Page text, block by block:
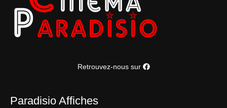
Retrouvez-nous sur
Paradisio Affiches